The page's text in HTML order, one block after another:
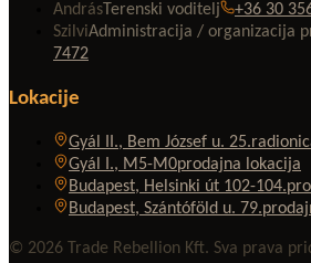
András Terenski voditelj
+36 30
SzilviAdministracija / organizacija
7472
Lokacije
Gyál II., Bem József u. 25.
Gyál I., M5-M0prodajna lokacija
Budapest, Helsinki út 102-104.
Budapest, Szántóföld u. 79.
© 2026 Trade Rebellion Kft. Sva prava